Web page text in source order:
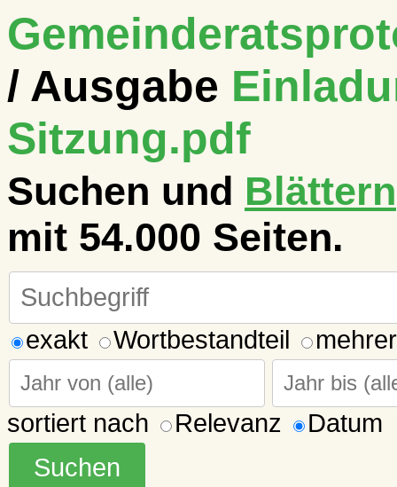
/ Ausgabe
Sitzung.pdf
Suchen und Blättern
mit 54.000 Seiten.
exakt Wortbestandteil
sortiert nach Relevanz Datum